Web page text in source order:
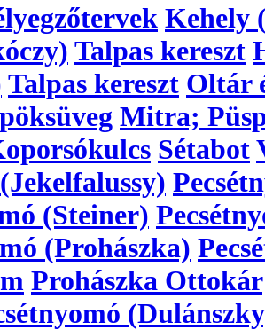
Kehely
Talpas kereszt
Talpas kereszt Oltár
Mitra;
Sétabot
(Steiner)
(Prohászka)
Prohászka Ottokár